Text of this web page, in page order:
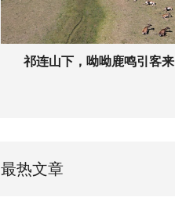
祁连山下，呦呦鹿鸣引客来
最热文章